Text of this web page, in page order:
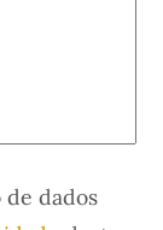
dados